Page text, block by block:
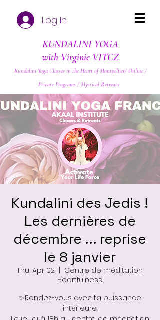
Log In
KUNDALINI YOGA
with Virginie VITCZ
Kundalini Yoga Classes in the Heart of Montpellier/ Online /
Private Programs / Mystical Retreats
Kundalini des Jedis !
Les dernières de
décembre ... reprise
le 8 janvier
Thu, Apr 02
Centre de méditation
Heartfulness
✨Rendez-vous avec ta puissance
intérieure.